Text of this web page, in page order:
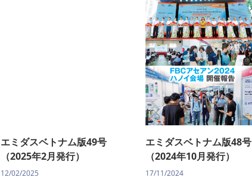
エミダスベトナム版49号
（2025年2月発行）
12/02/2025
エミダスベトナム版48号
（2024年10月発行）
17/11/2024